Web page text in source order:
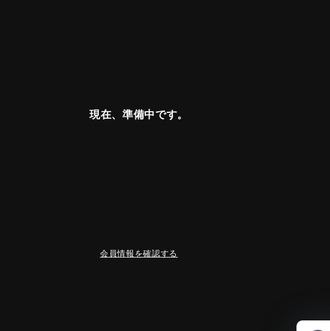
現在、準備中です。
会員情報を確認する